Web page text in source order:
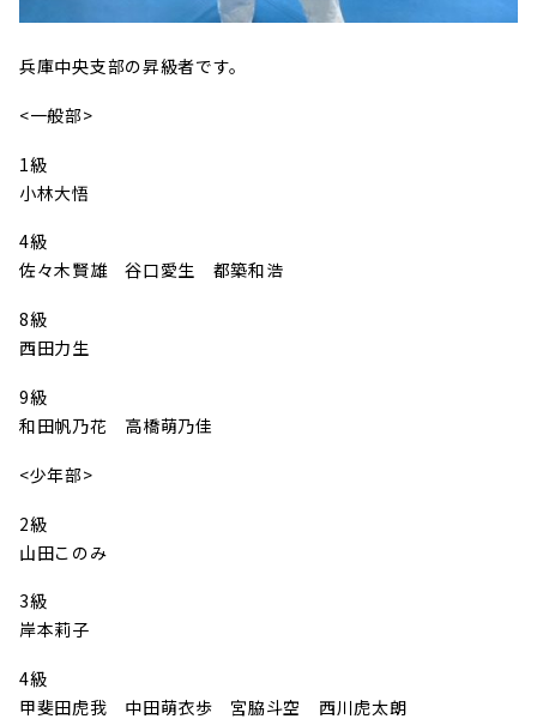
兵庫中央支部の昇級者です。
<一般部>
1級
小林大悟
4級
佐々木賢雄 谷口愛生 都築和浩
8級
西田力生
9級
和田帆乃花 高橋萌乃佳
<少年部>
2級
山田このみ
3級
岸本莉子
4級
甲斐田虎我 中田萌衣歩 宮脇斗空 西川虎太朗